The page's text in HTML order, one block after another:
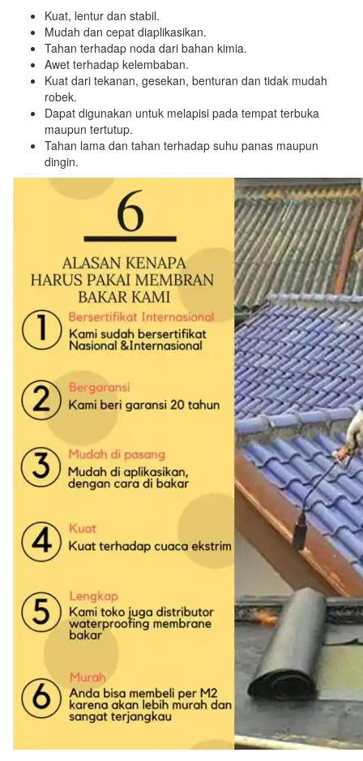
Kuat, lentur dan stabil.
Mudah dan cepat diaplikasikan.
Tahan terhadap noda dari bahan kimia.
Awet terhadap kelembaban.
Kuat dari tekanan, gesekan, benturan dan tidak mudah
robek.
Dapat digunakan untuk melapisi pada tempat terbuka
maupun tertutup.
Tahan lama dan tahan terhadap suhu panas maupun
dingin.